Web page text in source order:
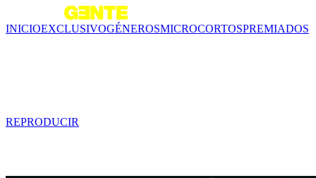
INICIOEXCLUSIVOGÉNEROSMICROCORTOSPREMIADOS
REPRODUCIR